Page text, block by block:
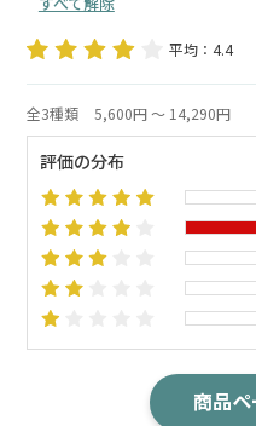
平均：4.4
全3種類 5,600円 ～ 14,290円
評価の分布
商品